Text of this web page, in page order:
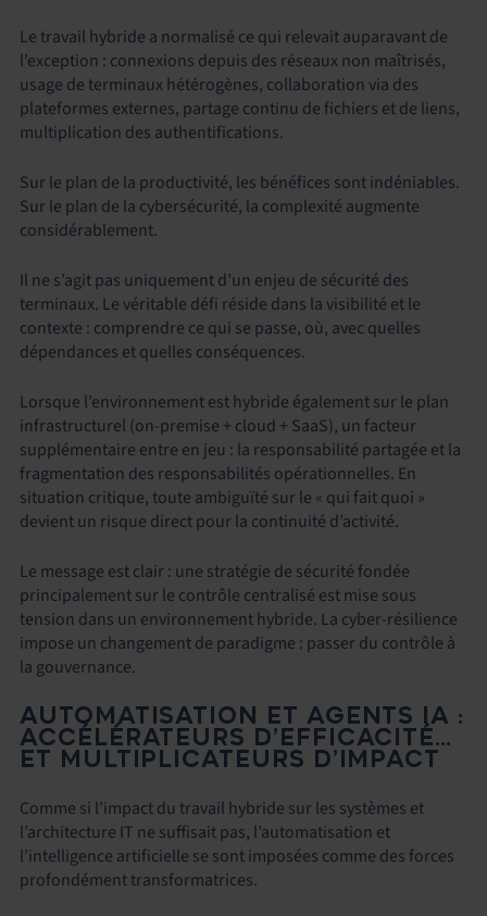
Le travail hybride a normalisé ce qui relevait auparavant de
l’exception : connexions depuis des réseaux non maîtrisés,
usage de terminaux hétérogènes, collaboration via des
plateformes externes, partage continu de fichiers et de liens,
multiplication des authentifications.
Sur le plan de la productivité, les bénéfices sont indéniables.
Sur le plan de la cybersécurité, la complexité augmente
considérablement.
Il ne s’agit pas uniquement d’un enjeu de sécurité des
terminaux. Le véritable défi réside dans la visibilité et le
contexte : comprendre ce qui se passe, où, avec quelles
dépendances et quelles conséquences.
Lorsque l’environnement est hybride également sur le plan
infrastructurel (on-premise + cloud + SaaS), un facteur
supplémentaire entre en jeu : la responsabilité partagée et la
fragmentation des responsabilités opérationnelles. En
situation critique, toute ambiguïté sur le « qui fait quoi »
devient un risque direct pour la continuité d’activité.
Le message est clair : une stratégie de sécurité fondée
principalement sur le contrôle centralisé est mise sous
tension dans un environnement hybride. La cyber-résilience
impose un changement de paradigme : passer du contrôle à
la gouvernance.
AUTOMATISATION ET AGENTS IA :
ACCÉLÉRATEURS D’EFFICACITÉ…
ET MULTIPLICATEURS D’IMPACT
Comme si l’impact du travail hybride sur les systèmes et
l’architecture IT ne suffisait pas, l’automatisation et
l’intelligence artificielle se sont imposées comme des forces
profondément transformatrices.